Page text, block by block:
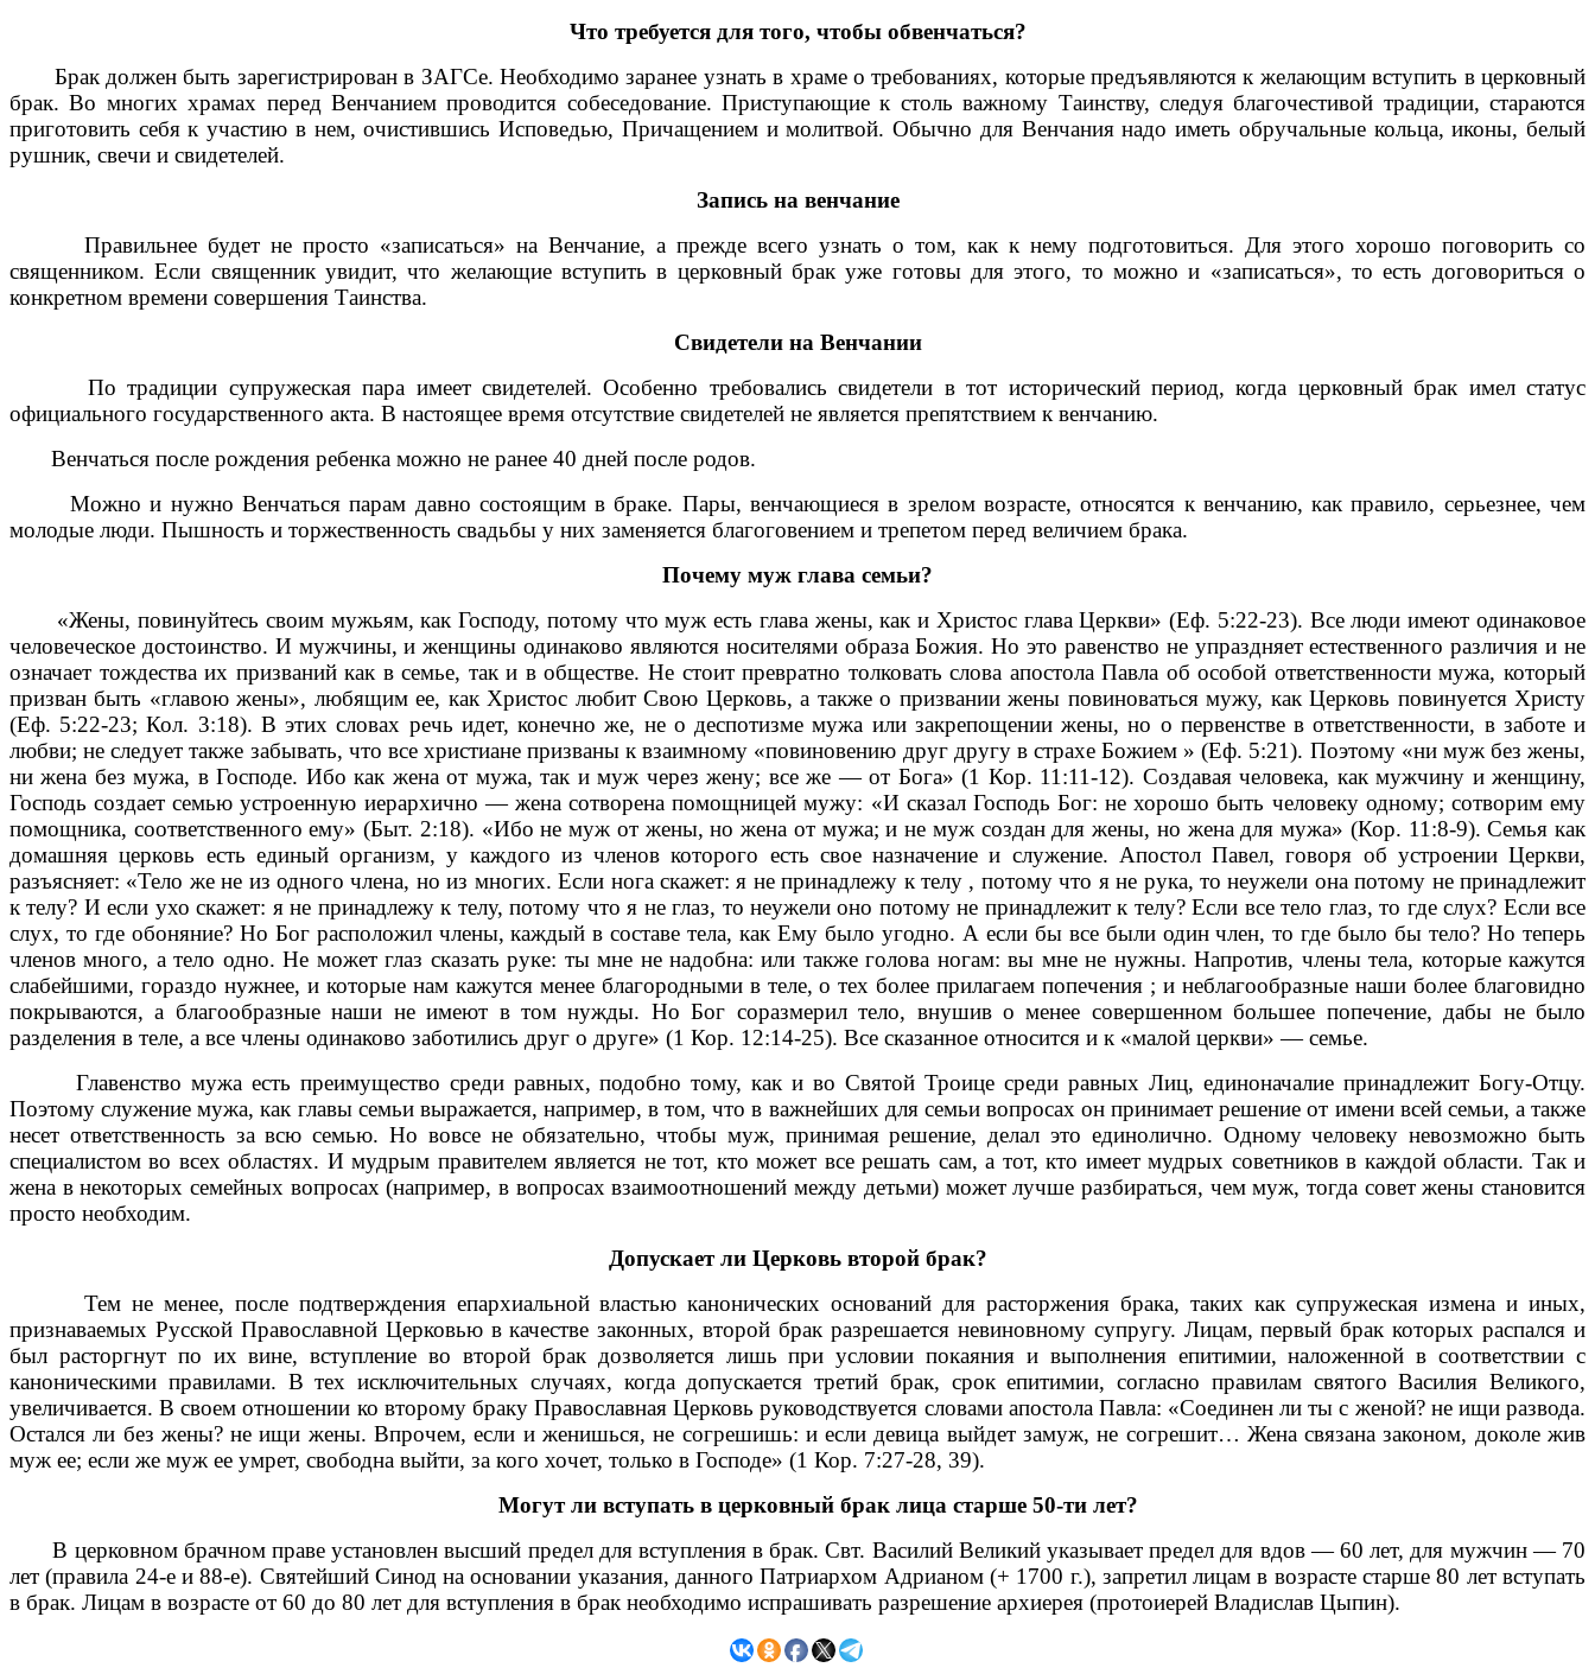
Что требуется для того, чтобы обвенчаться?
Брак должен быть зарегистрирован в ЗАГСе. Необходимо заранее узнать в храме о требованиях, которые предъявляются к желающим вступить в церковный
брак. Во многих храмах перед Венчанием проводится собеседование. Приступающие к столь важному Таинству, следуя благочестивой традиции, стараются
приготовить себя к участию в нем, очистившись Исповедью, Причащением и молитвой. Обычно для Венчания надо иметь обручальные кольца, иконы, белый
рушник, свечи и свидетелей.
Запись на венчание
Правильнее будет не просто «записаться» на Венчание, а прежде всего узнать о том, как к нему подготовиться. Для этого хорошо поговорить со
священником. Если священник увидит, что желающие вступить в церковный брак уже готовы для этого, то можно и «записаться», то есть договориться о
конкретном времени совершения Таинства.
Свидетели на Венчании
По традиции супружеская пара имеет свидетелей. Особенно требовались свидетели в тот исторический период, когда церковный брак имел статус
официального государственного акта. В настоящее время отсутствие свидетелей не является препятствием к венчанию.
Венчаться после рождения ребенка можно не ранее 40 дней после родов.
Можно и нужно Венчаться парам давно состоящим в браке. Пары, венчающиеся в зрелом возрасте, относятся к венчанию, как правило, серьезнее, чем
молодые люди. Пышность и торжественность свадьбы у них заменяется благоговением и трепетом перед величием брака.
Почему муж глава семьи?
«Жены, повинуйтесь своим мужьям, как Господу, потому что муж есть глава жены, как и Христос глава Церкви» (Еф. 5:22-23). Все люди имеют одинаковое
человеческое достоинство. И мужчины, и женщины одинаково являются носителями образа Божия. Но это равенство не упраздняет естественного различия и не
означает тождества их призваний как в семье, так и в обществе. Не стоит превратно толковать слова апостола Павла об особой ответственности мужа, который
призван быть «главою жены», любящим ее, как Христос любит Свою Церковь, а также о призвании жены повиноваться мужу, как Церковь повинуется Христу
(Еф. 5:22-23; Кол. 3:18). В этих словах речь идет, конечно же, не о деспотизме мужа или закрепощении жены, но о первенстве в ответственности, в заботе и
любви; не следует также забывать, что все христиане призваны к взаимному «повиновению друг другу в страхе Божием » (Еф. 5:21). Поэтому «ни муж без жены,
ни жена без мужа, в Господе. Ибо как жена от мужа, так и муж через жену; все же — от Бога» (1 Кор. 11:11-12). Создавая человека, как мужчину и женщину,
Господь создает семью устроенную иерархично — жена сотворена помощницей мужу: «И сказал Господь Бог: не хорошо быть человеку одному; сотворим ему
помощника, соответственного ему» (Быт. 2:18). «Ибо не муж от жены, но жена от мужа; и не муж создан для жены, но жена для мужа» (Кор. 11:8-9). Семья как
домашняя церковь есть единый организм, у каждого из членов которого есть свое назначение и служение. Апостол Павел, говоря об устроении Церкви,
разъясняет: «Тело же не из одного члена, но из многих. Если нога скажет: я не принадлежу к телу , потому что я не рука, то неужели она потому не принадлежит
к телу? И если ухо скажет: я не принадлежу к телу, потому что я не глаз, то неужели оно потому не принадлежит к телу? Если все тело глаз, то где слух? Если все
слух, то где обоняние? Но Бог расположил члены, каждый в составе тела, как Ему было угодно. А если бы все были один член, то где было бы тело? Но теперь
членов много, а тело одно. Не может глаз сказать руке: ты мне не надобна: или также голова ногам: вы мне не нужны. Напротив, члены тела, которые кажутся
слабейшими, гораздо нужнее, и которые нам кажутся менее благородными в теле, о тех более прилагаем попечения ; и неблагообразные наши более благовидно
покрываются, а благообразные наши не имеют в том нужды. Но Бог соразмерил тело, внушив о менее совершенном большее попечение, дабы не было
разделения в теле, а все члены одинаково заботились друг о друге» (1 Кор. 12:14-25). Все сказанное относится и к «малой церкви» — семье.
Главенство мужа есть преимущество среди равных, подобно тому, как и во Святой Троице среди равных Лиц, единоначалие принадлежит Богу-Отцу.
Поэтому служение мужа, как главы семьи выражается, например, в том, что в важнейших для семьи вопросах он принимает решение от имени всей семьи, а также
несет ответственность за всю семью. Но вовсе не обязательно, чтобы муж, принимая решение, делал это единолично. Одному человеку невозможно быть
специалистом во всех областях. И мудрым правителем является не тот, кто может все решать сам, а тот, кто имеет мудрых советников в каждой области. Так и
жена в некоторых семейных вопросах (например, в вопросах взаимоотношений между детьми) может лучше разбираться, чем муж, тогда совет жены становится
просто необходим.
Допускает ли Церковь второй брак?
Тем не менее, после подтверждения епархиальной властью канонических оснований для расторжения брака, таких как супружеская измена и иных,
признаваемых Русской Православной Церковью в качестве законных, второй брак разрешается невиновному супругу. Лицам, первый брак которых распался и
был расторгнут по их вине, вступление во второй брак дозволяется лишь при условии покаяния и выполнения епитимии, наложенной в соответствии с
каноническими правилами. В тех исключительных случаях, когда допускается третий брак, срок епитимии, согласно правилам святого Василия Великого,
увеличивается. В своем отношении ко второму браку Православная Церковь руководствуется словами апостола Павла: «Соединен ли ты с женой? не ищи развода.
Остался ли без жены? не ищи жены. Впрочем, если и женишься, не согрешишь: и если девица выйдет замуж, не согрешит… Жена связана законом, доколе жив
муж ее; если же муж ее умрет, свободна выйти, за кого хочет, только в Господе» (1 Кор. 7:27-28, 39).
Могут ли вступать в церковный брак лица старше 50-ти лет?
В церковном брачном праве установлен высший предел для вступления в брак. Свт. Василий Великий указывает предел для вдов — 60 лет, для мужчин — 70
лет (правила 24-е и 88-е). Святейший Синод наосновании указания, данного Патриархом Адрианом (+ 1700 г.), запретил лицам в возрасте старше 80 лет вступать
в брак. Лицам в возрасте от 60 до 80 лет для вступления в брак необходимо испрашивать разрешение архиерея (протоиерей Владислав Цыпин).